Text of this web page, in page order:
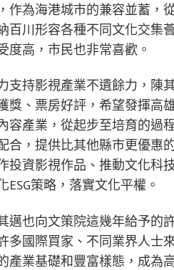
作為海港城市的兼容並蓄，
百川形容各種不同文化交集
度高，市民也非常喜歡。
支持影視產業不遺餘力，陳
獎、票房好評，希望發揮高
容產業，從起步至培育的過
合，提供比其他縣市更優惠
投資影視作品、推動文化科
ESG策略，落實文化平權。
邁也向文策院這幾年給予的
多國際買家、不同業界人士
產業基礎和豐富樣態，成為